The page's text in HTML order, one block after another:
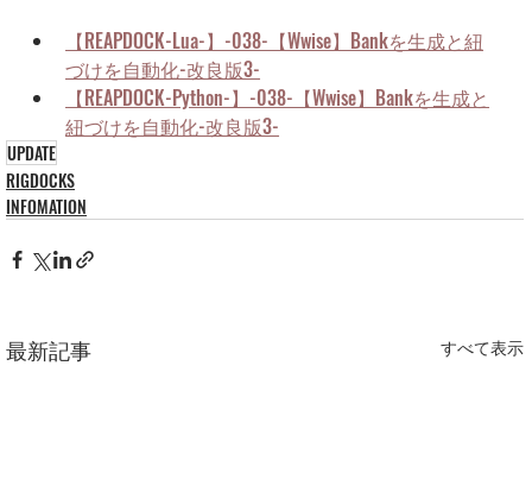
【REAPDOCK-Lua-】-038-【Wwise】Bankを生成と紐
づけを自動化-改良版3-
【REAPDOCK-Python-】-038-【Wwise】Bankを生成と
紐づけを自動化-改良版3-
UPDATE
RIGDOCKS
INFOMATION
最新記事 すべて表示